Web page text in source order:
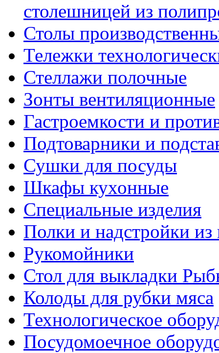
столешницей из
Столы
Тележки
Стеллажи полочные
Зонты вентиляционные
Гастроемкости и
Подтоварники и
Сушки для посуды
Шкафы кухонные
Специальные изделия
Полки и надстройки из
Рукомойники
Стол для выкладки
Колоды для рубки мяса
Технологическое
Посудомоечное